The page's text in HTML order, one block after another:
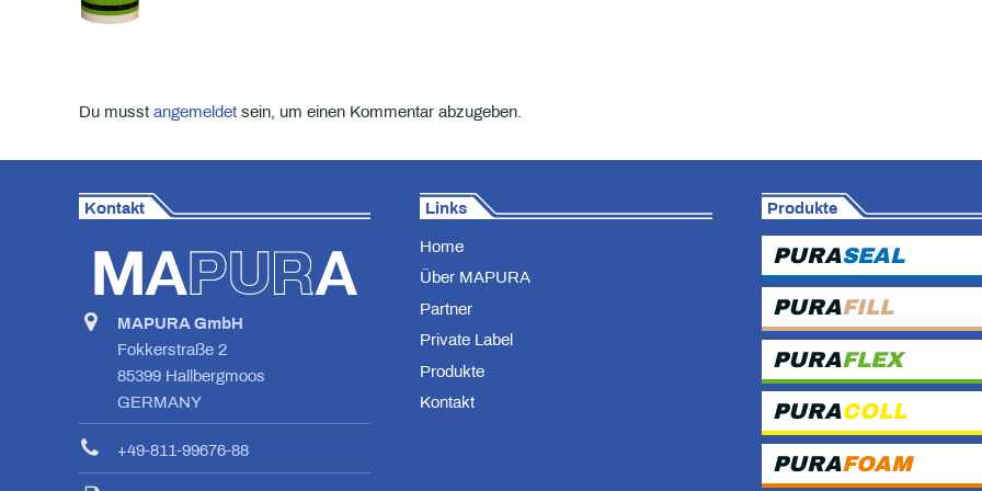
Du musst angemeldet sein, um einen Kommentar abzugeben.
Kontakt
MAPURA GmbH
Fokkerstraße 2
85399 Hallbergmoos
GERMANY
+49-811-99676-88
Links
Home
Über MAPURA
Partner
Private Label
Produkte
Kontakt
Produkte
PURASEAL
PURAFILL
PURAFLEX
PURACOLL
PURAFOAM